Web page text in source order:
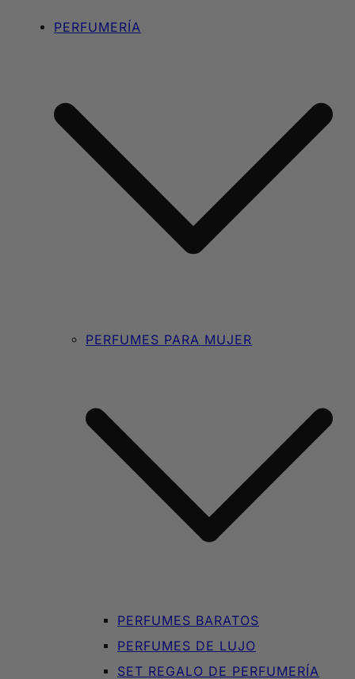
PERFUMERÍA
PERFUMES PARA MUJER
PERFUMES BARATOS
PERFUMES DE LUJO
SET REGALO DE PERFUMERÍA